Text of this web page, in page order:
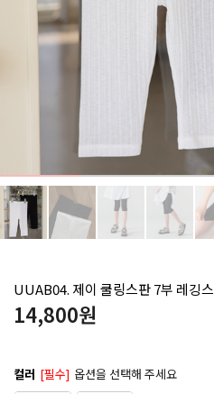
UUAB04. 제이 쿨링스판 7부 레깅스
14,800원
컬러 [필수] 옵션을 선택해 주세요